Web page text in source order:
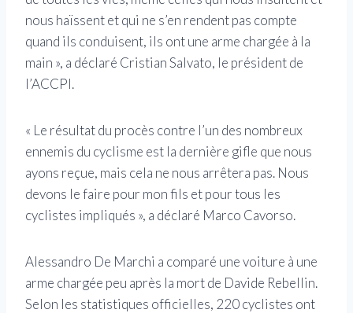
nous haïssent et qui ne s’en rendent pas compte
quand ils conduisent, ils ont une arme chargée à la
main », a déclaré Cristian Salvato, le président de
l’ACCPI.
« Le résultat du procès contre l’un des nombreux
ennemis du cyclisme est la dernière gifle que nous
ayons reçue, mais cela ne nous arrêtera pas. Nous
devons le faire pour mon fils et pour tous les
cyclistes impliqués », a déclaré Marco Cavorso.
Alessandro De Marchi a comparé une voiture à une
arme chargée peu après la mort de Davide Rebellin.
Selon les statistiques officielles, 220 cyclistes ont